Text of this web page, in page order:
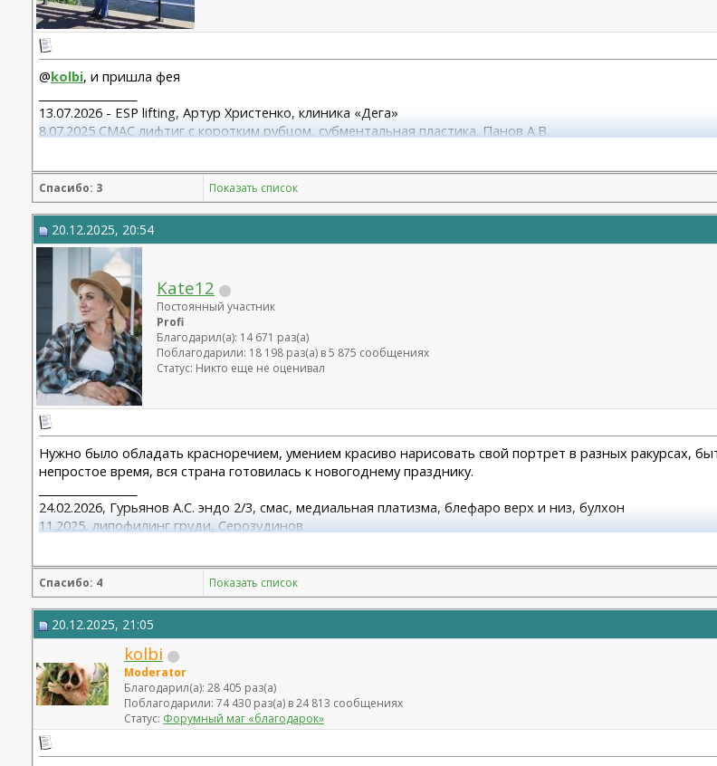
@kolbi, и пришла фея
13.07.2026 - ESP lifting, Артур Христенко, клиника «Дега»
8.07.2025 СМАС лифтиг с коротким рубцом, субментальная пластика. Панов А.В.
Спасибо: 3 Показать список
20.12.2025, 20:54
Kate12
Постоянный участник
Profi
Благодарил(а): 14 671 раз(а)
Поблагодарили: 18 198 раз(а) в 5 875 сообщениях
Статус: Никто еще не оценивал
Нужно было обладать красноречием, умением красиво нарисовать свой портрет в разных ракурсах,
непростое время, вся страна готовилась к новогоднему празднику.
24.02.2026, Гурьянов А.С. эндо 2/3, смас, медиальная платизма, блефаро верх и низ, булхон
11.2025, липофилинг груди, Серозудинов
08.2015, allergan 240, 255. Аврамович А.Г., Клиника СЛ (молодости и красоты)
Спасибо: 4 Показать список
20.12.2025, 21:05
kolbi
Moderator
Благодарил(а): 28 405 раз(а)
Поблагодарили: 74 430 раз(а) в 24 813 сообщениях
Статус: Форумный маг «благодарок»